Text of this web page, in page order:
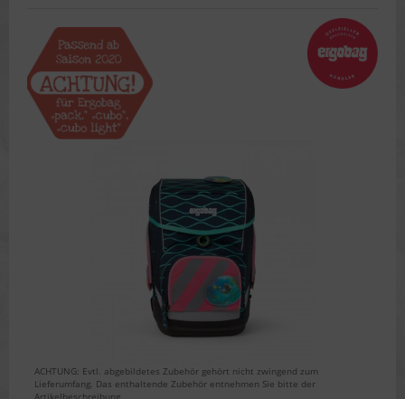
ACHTUNG: Evtl. abgebildetes Zubehör gehört nicht zwingend zum
Lieferumfang. Das enthaltende Zubehör entnehmen Sie bitte der